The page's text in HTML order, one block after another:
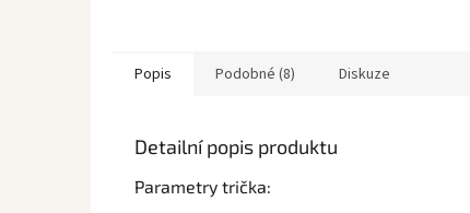
Popis Podobné (8) Diskuze
Detailní popis produktu
Parametry trička: